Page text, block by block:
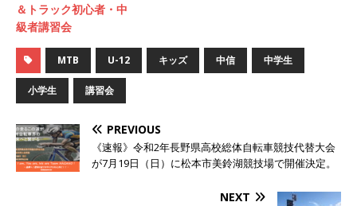
＆トラック初心者・中
級者講習会
MTB U-12 キッズ 中信 中学生
小学生 講習会
PREVIOUS
《速報》令和2年長野県高校総体自転車競技代替大会
が7月19日（日）に松本市美鈴湖競技場で開催決定。
NEXT